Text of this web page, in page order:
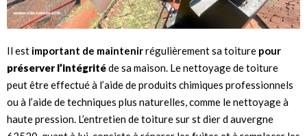
Il est important de maintenirrégulièrement sa toiture pour
préserver l’intégritéde sa maison. Le nettoyage de toiture
peut être effectué à l’aide de produits chimiques professionnels
ou à l’aide de techniques plus naturelles, comme le nettoyage à
haute pression. L’entretien de toiture sur st dier d auvergne